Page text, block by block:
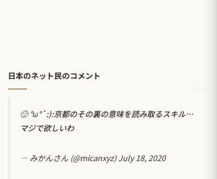
日本のネット民のコメント
🙁 °ω°`:):京都のその裏の意味を読み取るスキル…
マジで欲しいわ
— みかんさん (@micanxyz)July 18, 2020